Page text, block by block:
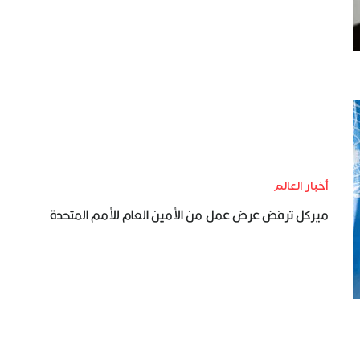
أخبار العالم
ميركل ترفض عرض عمل من الأمين العام للأمم المتحدة